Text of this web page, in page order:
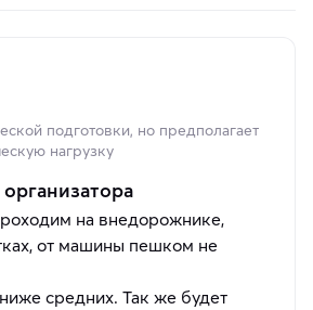
подготовки, но предполагает
нагрузку
на внедорожнике,
от машины пешком не
средних. Так же будет